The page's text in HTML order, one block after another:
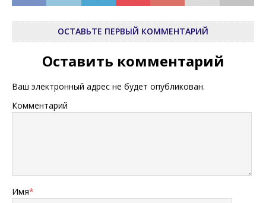
ОСТАВЬТЕ ПЕРВЫЙ КОММЕНТАРИЙ
Оставить комментарий
Ваш электронный адрес не будет опубликован.
Комментарий
Имя*